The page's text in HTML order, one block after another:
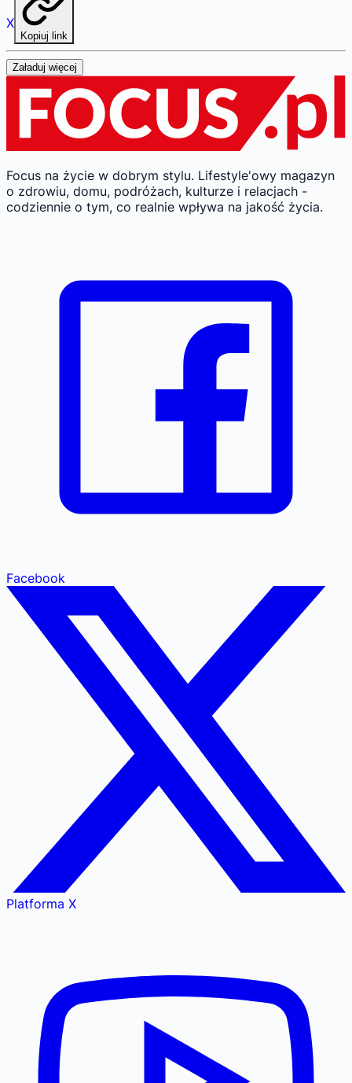
X
Kopiuj link
Załaduj więcej
Focus na życie w dobrym stylu. Lifestyle'owy magazyn
o zdrowiu, domu, podróżach, kulturze i relacjach -
codziennie o tym, co realnie wpływa na jakość życia.
Facebook
Platforma X